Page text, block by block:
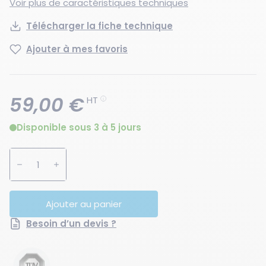
Voir plus de caractéristiques techniques
Télécharger la fiche technique
Ajouter à mes favoris
59,00 €HT
Disponible sous 3 à 5 jours
Augmenter la quantité
Ajouter au panier
Besoin d’un devis ?